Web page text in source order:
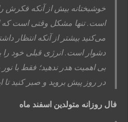
خوشبختانه بیش از آنکه فکرش
است. تنها مشکل وقتی است که
می‌کنید بیشتر از آنکه انتظار
دشوار است. انرژی قبلی خود
بی اهمیت هدر ندهید؛ فقط با
در روز پیش بروید و صبر کنید تا
فال روزانه متولدین اسفند ماه